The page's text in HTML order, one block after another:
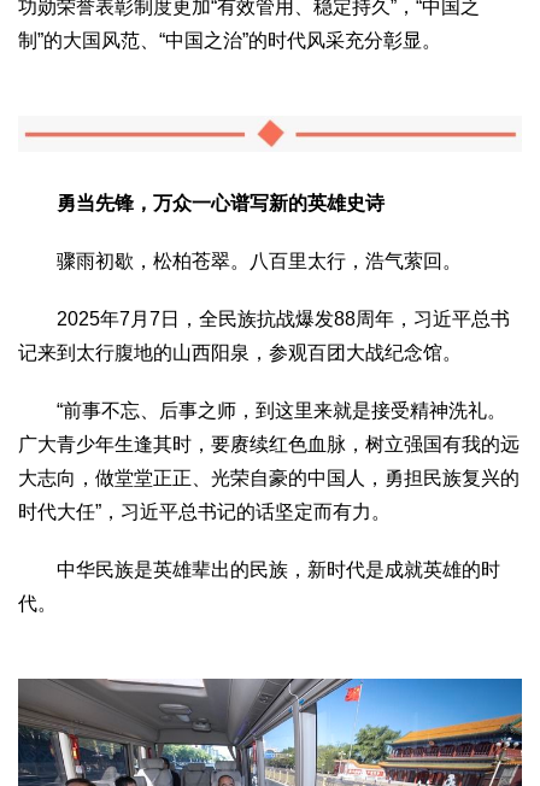
功勋荣誉表彰制度更加“有效管用、稳定持久”，“中国之
制”的大国风范、“中国之治”的时代风采充分彰显。
勇当先锋，万众一心谱写新的英雄史诗
骤雨初歇，松柏苍翠。八百里太行，浩气萦回。
2025年7月7日，全民族抗战爆发88周年，习近平总书
记来到太行腹地的山西阳泉，参观百团大战纪念馆。
“前事不忘、后事之师，到这里来就是接受精神洗礼。
广大青少年生逢其时，要赓续红色血脉，树立强国有我的远
大志向，做堂堂正正、光荣自豪的中国人，勇担民族复兴的
时代大任”，习近平总书记的话坚定而有力。
中华民族是英雄辈出的民族，新时代是成就英雄的时
代。